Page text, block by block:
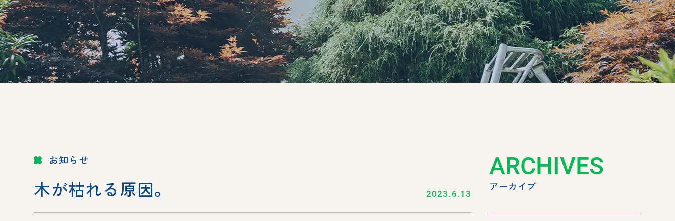
お知らせ
2023.6.13
木が枯れる原因。
ARCHIVES
アーカイブ